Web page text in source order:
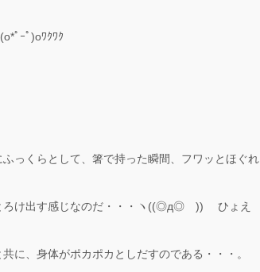
ﾟｰﾟ)oﾜｸﾜｸ
っくらとして、箸で持った瞬間、フワッとほぐれ
ろけ出す感じなのだ・・・ヽ((◎д◎ ))ゝ ひょえ
に、身体がポカポカとしだすのである・・・。